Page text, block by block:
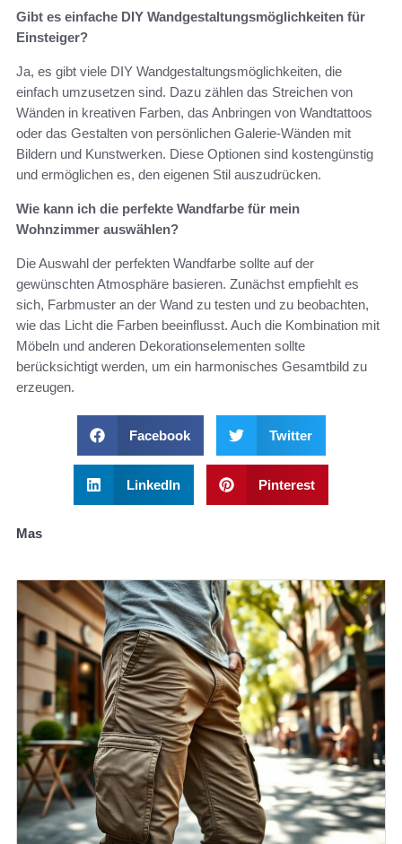
Gibt es einfache DIY Wandgestaltungsmöglichkeiten für
Einsteiger?
Ja, es gibt viele DIY Wandgestaltungsmöglichkeiten, die
einfach umzusetzen sind. Dazu zählen das Streichen von
Wänden in kreativen Farben, das Anbringen von Wandtattoos
oder das Gestalten von persönlichen Galerie-Wänden mit
Bildern und Kunstwerken. Diese Optionen sind kostengünstig
und ermöglichen es, den eigenen Stil auszudrücken.
Wie kann ich die perfekte Wandfarbe für mein
Wohnzimmer auswählen?
Die Auswahl der perfekten Wandfarbe sollte auf der
gewünschten Atmosphäre basieren. Zunächst empfiehlt es
sich, Farbmuster an der Wand zu testen und zu beobachten,
wie das Licht die Farben beeinflusst. Auch die Kombination mit
Möbeln und anderen Dekorationselementen sollte
berücksichtigt werden, um ein harmonisches Gesamtbild zu
erzeugen.
Facebook Twitter
LinkedIn Pinterest
Mas